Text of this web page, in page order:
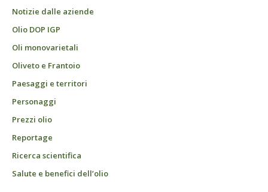
Notizie dalle aziende
Olio DOP IGP
Oli monovarietali
Oliveto e Frantoio
Paesaggi e territori
Personaggi
Prezzi olio
Reportage
Ricerca scientifica
Salute e benefici dell’olio